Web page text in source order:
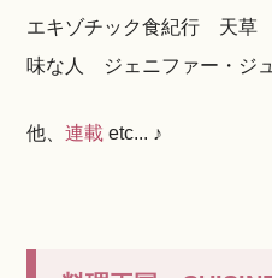
エキゾチック食紀行 天草
味な人 ジェニファー・ジ
他、連載 etc... ♪